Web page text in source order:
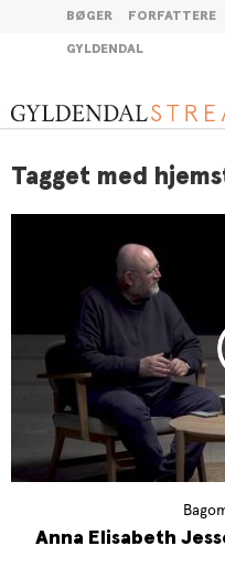
BØGER FORFATTERE
GYLDENDAL
Tagget med
Anna Elisabeth